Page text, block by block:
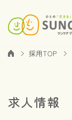
採用TOP
求人情報